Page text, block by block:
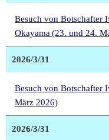
Besuch von Botschafter
Okayama (23. und 24.
2026/3/31
Besuch von Botschafter
März 2026)
2026/3/31